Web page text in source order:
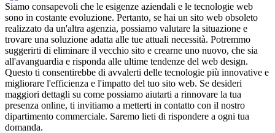
Siamo consapevoli che le esigenze aziendali e le tecnologie web
sono in costante evoluzione. Pertanto, se hai un sito web obsoleto
realizzato da un'altra agenzia, possiamo valutare la situazione e
trovare una soluzione adatta alle tue attuali necessità. Potremmo
suggerirti di eliminare il vecchio sito e crearne uno nuovo, che sia
all'avanguardia e risponda alle ultime tendenze del web design.
Questo ti consentirebbe di avvalerti delle tecnologie più innovative e
migliorare l'efficienza e l'impatto del tuo sito web. Se desideri
maggiori dettagli su come possiamo aiutarti a rinnovare la tua
presenza online, ti invitiamo a metterti in contatto con il nostro
dipartimento commerciale. Saremo lieti di rispondere a ogni tua
domanda.